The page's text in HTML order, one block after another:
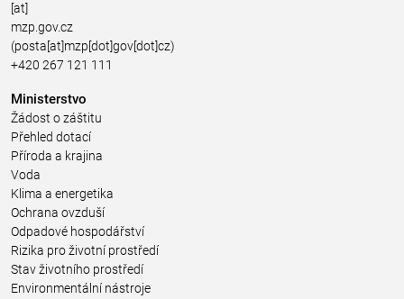
[at]
mzp.gov.cz
(posta[at]mzp[dot]gov[dot]cz)
+420 267 121 111
Ministerstvo
Žádost o záštitu
Přehled dotací
Příroda a krajina
Voda
Klima a energetika
Ochrana ovzduší
Odpadové hospodářství
Rizika pro životní prostředí
Stav životního prostředí
Environmentální nástroje